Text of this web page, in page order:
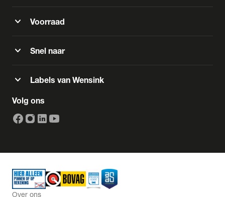
expand_more Voorraad
expand_more Snel naar
expand_more Labels van Wensink
Volg ons
Over ons